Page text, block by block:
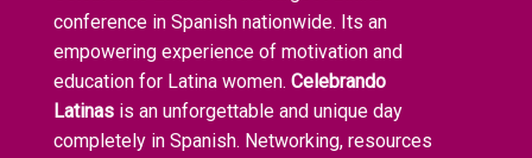
conference in Spanish nationwide. Its an
empowering experience of motivation and
education for Latina women. Celebrando
Latinas is an unforgettable and unique day
completely in Spanish. Networking, resources